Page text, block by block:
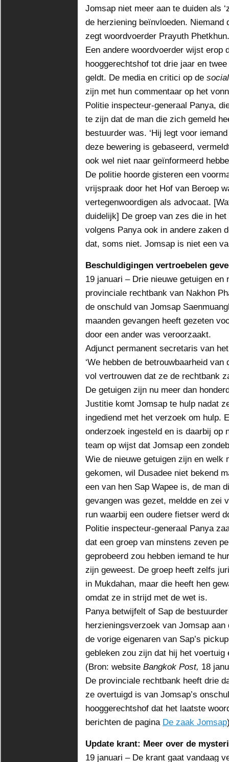
Jomsap niet meer aan te duiden als
de herziening beïnvloeden.
zegt woordvoerder Prayuth Phetkhun.
Een andere woordvoerder wijst erop
hooggerechtshof tot drie jaar en
geldt. De media en critici op de
zijn met hun commentaar op het
Politie inspecteur-generaal Panya,
te zijn dat de man die zich gemeld
bestuurder was. ‘Hij legt voor
deze bewering is gebaseerd,
ook wel niet naar geïnformeerd
De politie hoorde gisteren een
vrijspraak door het Hof van Beroep
vertegenwoordigen als advocaat.
duidelijk] De groep van zes die in
volgens Panya ook in andere zaken
dat, soms niet. Jomsap is niet een
Beschuldigingen vertroebelen
19 januari – Drie nieuwe getuigen
provinciale rechtbank van Nakhon
de onschuld van Jomsap
maanden gevangen heeft gezeten
door een ander was veroorzaakt.
Adjunct permanent secretaris van
‘We hebben de betrouwbaarheid
vol vertrouwen dat ze de rechtbank
De getuigen zijn nu meer dan
Justitie komt Jomsap te hulp nadat
ingediend met het verzoek om hulp.
onderzoek ingesteld en is daarbij op
team op wijst dat Jomsap een
Wie de nieuwe getuigen zijn en welk
gekomen, wil Dusadee niet bekend
een van hen Sap Wapee is, de man
gevangen was gezet, meldde en zei
run waarbij een oudere fietser werd
Politie inspecteur-generaal Panya
dat een groep van minstens zeven
geprobeerd zou hebben iemand te
zijn geweest. De groep heeft zelfs
in Mukdahan, maar die heeft hen
omdat ze in strijd met de wet is.
Panya betwijfelt of Sap de
herzieningsverzoek van Jomsap
de vorige eigenaren van Sap’s
gebleken zou zijn dat hij het
(Bron: website Bangkok Post, 18
De provinciale rechtbank heeft drie
ze overtuigd is van Jomsap’s
hooggerechtshof dat het laatste
berichten de pagina De zaak Jomsap
Update krant: Meer over de
19 januari – De krant gaat vandaag